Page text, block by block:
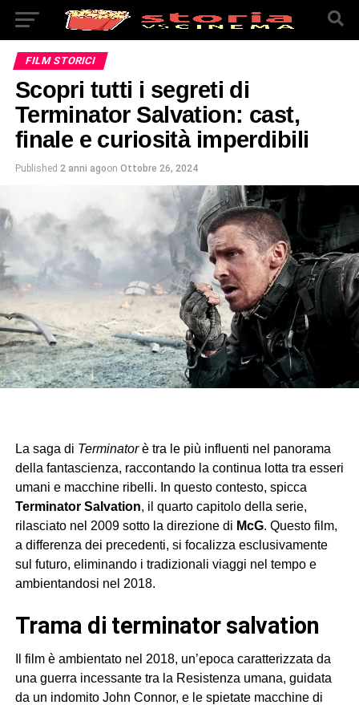
FILM STORICI
Scopri tutti i segreti di
Terminator Salvation: cast,
finale e curiosità imperdibili
Published 2 anni agoon Ottobre 26, 2024
La saga di Terminatorè tra le più influenti nel panorama
della fantascienza, raccontando la continua lotta tra esseri
umani e macchine ribelli. In questo contesto, spicca
Terminator Salvation, il quarto capitolo della serie,
rilasciato nel 2009 sotto la direzione di McG. Questo film,
a differenza dei precedenti, si focalizza esclusivamente
sul futuro, eliminando i tradizionali viaggi nel tempo e
ambientandosi nel 2018.
trama di terminator salvation
Il film è ambientato nel 2018, un’epoca caratterizzata da
una guerra incessante tra la Resistenza umana, guidata
da un indomito John Connor, e le spietate macchine di